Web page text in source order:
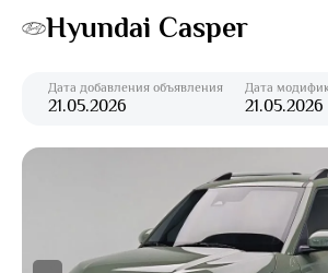
Hyundai Casper
Дата добавления объявления
21.05.2026
Дата
21.05.2026